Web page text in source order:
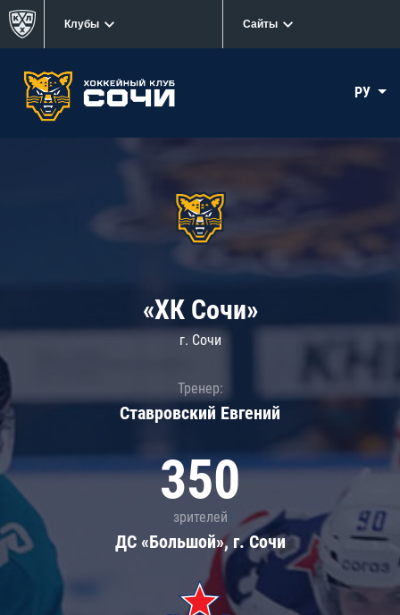
Клубы Сайты
РУ
«ХК Сочи»
г. Сочи
Тренер:
Ставровский Евгений
350
зрителей
ДС «Большой», г. Сочи